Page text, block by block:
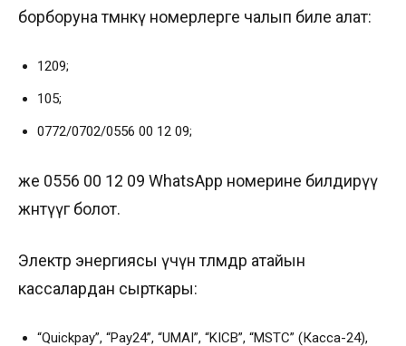
борборуна төмөнкү номерлерге чалып биле алат:
1209;
105;
0772/0702/0556 00 12 09;
же 0556 00 12 09 WhatsApp номерине билдирүү
жөнөтүүгө болот.
Электр энергиясы үчүн төлөмдөр атайын
кассалардан сырткары:
“Quickpay”, “Pay24”, “UMAI”, “KICB”, “MSТС” (Касса-24),